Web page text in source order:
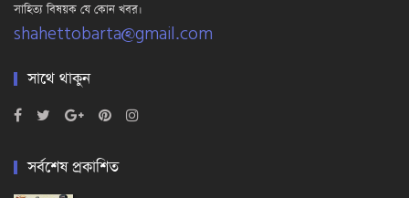
সাহিত্য বিষয়ক যে কোন খবর।
shahettobarta@gmail.com
সাথে থাকুন
সর্বশেষ প্রকাশিত